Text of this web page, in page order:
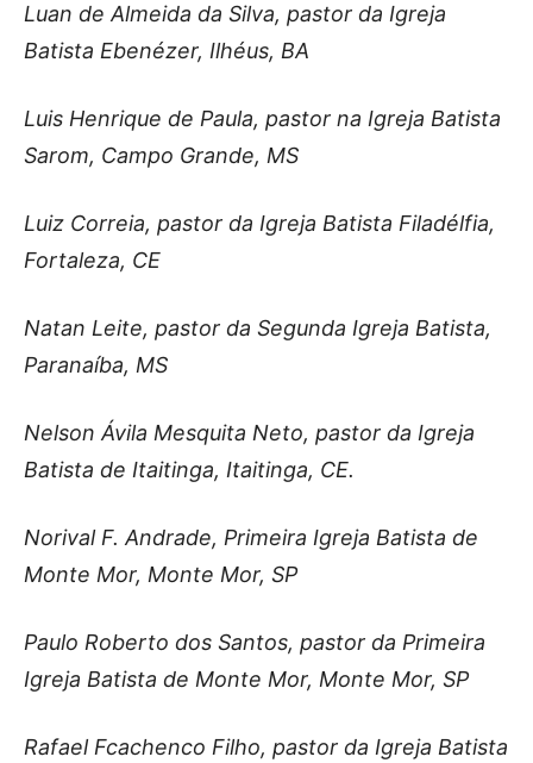
Luan de Almeida da Silva, pastor da Igreja
Batista Ebenézer, Ilhéus, BA
Luis Henrique de Paula, pastor na Igreja Batista
Sarom, Campo Grande, MS
Luiz Correia, pastor da Igreja Batista Filadélfia,
Fortaleza, CE
Natan Leite, pastor da Segunda Igreja Batista,
Paranaíba, MS
Nelson Ávila Mesquita Neto, pastor da Igreja
Batista de Itaitinga, Itaitinga, CE.
Norival F. Andrade, Primeira Igreja Batista de
Monte Mor, Monte Mor, SP
Paulo Roberto dos Santos, pastor da Primeira
Igreja Batista de Monte Mor, Monte Mor, SP
Rafael Fcachenco Filho, pastor da Igreja Batista